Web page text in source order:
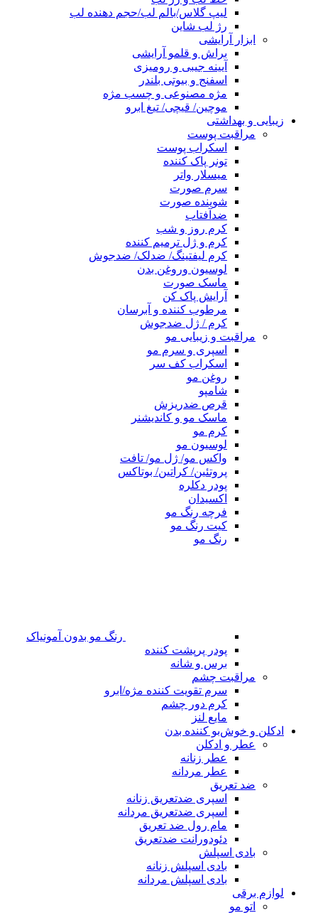
لیپ گلاس/بالم لب/حجم دهنده لب
رژ لب شاین
ابزار آرایشی
براش و قلمو آرایشی
آیینه جیبی و رومیزی
اسفنج و بیوتی بلندر
مژه مصنوعی و چسب مژه
موچین/ قیچی/ تیغ ابرو
زیبایی و بهداشتی
مراقبت پوست
اسکراب پوست
تونر پاک کننده
میسلار واتر
سرم صورت
شوینده صورت
ضدآفتاب
کرم روز و شب
کرم و ژل ترمیم کننده
کرم لیفتینگ/ ضدلک/ ضدجوش
لوسیون وروغن بدن
ماسک صورت
آرایش پاک کن
مرطوب کننده و آبرسان
کرم / ژل ضدجوش
مراقبت و زیبایی مو
اسپری و سرم مو
اسکراب کف سر
روغن مو
شامپو
قرص ضدریزش
ماسک مو و کاندیشنر
کرم مو
لوسیون مو
واکس مو/ ژل مو/ تافت
پروتئین/ کراتین/ بوتاکس
پودر دکلره
اکسیدان
فرچه رنگ مو
کیت رنگ مو
رنگ مو
رنگ مو بدون آمونیاک
پودر پرپشت کننده
برس و شانه
مراقبت چشم
سرم تقویت کننده مژه/ابرو
کرم دور چشم
مایع لنز
ادکلن و خوش‌بو کننده بدن
عطر و ادکلن
عطر زنانه
عطر مردانه
ضد تعریق
اسپری ضدتعریق زنانه
اسپری ضدتعریق مردانه
مام رول ضد تعریق
دئودورانت ضدتعریق
بادی اسپلش
بادی اسپلش زنانه
بادی اسپلش مردانه
لوازم برقی
اتو مو